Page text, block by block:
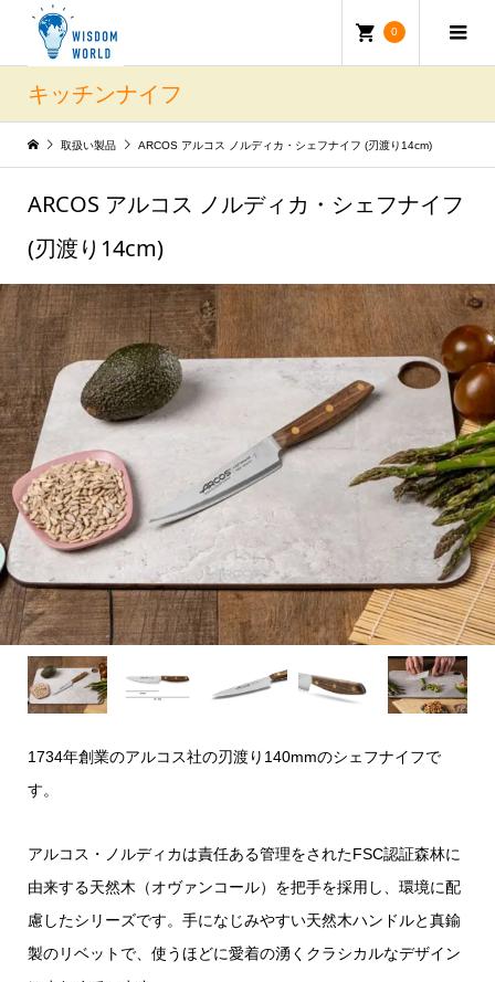
0
キッチンナイフ
取扱い製品 ARCOS アルコス ノルディカ・シェフナイフ (刃渡り14cm)
ARCOS アルコス ノルディカ・シェフナイフ
(刃渡り14cm)
1734年創業のアルコス社の刃渡り140mmのシェフナイフで
す。
アルコス・ノルディカは責任ある管理をされたFSC認証森林に
由来する天然木（オヴァンコール）を把手を採用し、環境に配
慮したシリーズです。手になじみやすい天然木ハンドルと真鍮
製のリベットで、使うほどに愛着の湧くクラシカルなデザイン